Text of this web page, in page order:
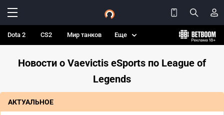
Dota 2 CS2 Мир танков Еще
Новости о Vaevictis eSports по League of
Legends
АКТУАЛЬНОЕ